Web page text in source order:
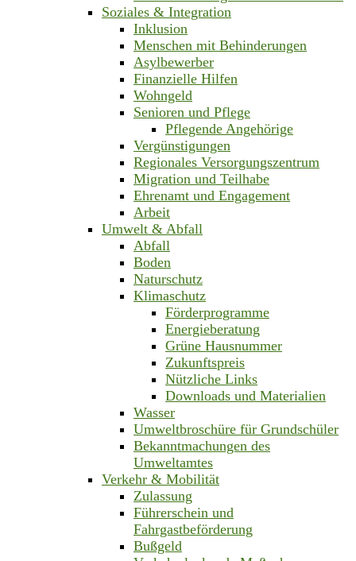
Soziales & Integration
Inklusion
Menschen mit Behinderungen
Asylbewerber
Finanzielle Hilfen
Wohngeld
Senioren und Pflege
Pflegende Angehörige
Vergünstigungen
Regionales Versorgungszentrum
Migration und Teilhabe
Ehrenamt und Engagement
Arbeit
Umwelt & Abfall
Abfall
Boden
Naturschutz
Klimaschutz
Förderprogramme
Energieberatung
Grüne Hausnummer
Zukunftspreis
Nützliche Links
Downloads und Materialien
Wasser
Umweltbroschüre für Grundschüler
Bekanntmachungen des
Umweltamtes
Verkehr & Mobilität
Zulassung
Führerschein und
Fahrgastbeförderung
Bußgeld